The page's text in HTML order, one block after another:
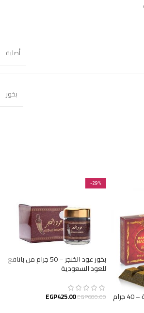
أصلية
بخور
بخور نسايم قطع شيكولاتة – 40 جرام
-29%
بخور عود الخنجر – 50 جرام من بانافع
للعود السعودية
EGP600.00
EGP425.00